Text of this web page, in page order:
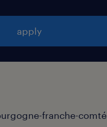
apply
franche-comté